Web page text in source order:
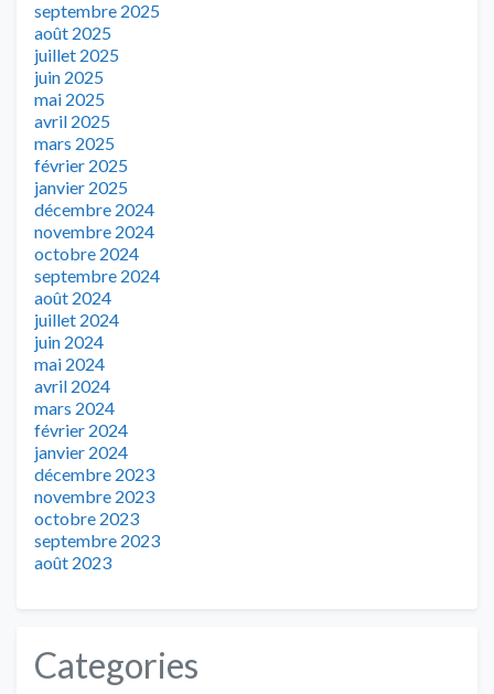
septembre 2025
août 2025
juillet 2025
juin 2025
mai 2025
avril 2025
mars 2025
février 2025
janvier 2025
décembre 2024
novembre 2024
octobre 2024
septembre 2024
août 2024
juillet 2024
juin 2024
mai 2024
avril 2024
mars 2024
février 2024
janvier 2024
décembre 2023
novembre 2023
octobre 2023
septembre 2023
août 2023
Categories